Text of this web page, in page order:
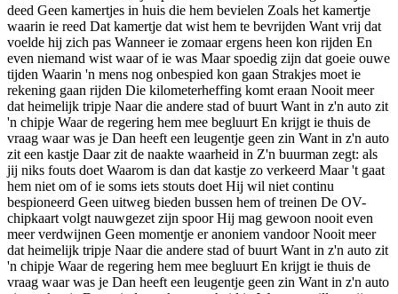
deed Geen kamertjes in huis die hem bevielen Zoals het kamertje
waarin ie reed Dat kamertje dat wist hem te bevrijden Want vrij dat
voelde hij zich pas Wanneer ie zomaar ergens heen kon rijden En
even niemand wist waar of ie was Maar spoedig zijn dat goeie ouwe
tijden Waarin 'n mens nog onbespied kon gaan Strakjes moet ie
rekening gaan rijden Die kilometerheffing komt eraan Nooit meer
dat heimelijk tripje Naar die andere stad of buurt Want in z'n auto zit
'n chipje Waar de regering hem mee begluurt En krijgt ie thuis de
vraag waar was je Dan heeft een leugentje geen zin Want in z'n auto
zit een kastje Daar zit de naakte waarheid in Z'n buurman zegt: als
jij niks fouts doet Waarom is dan dat kastje zo verkeerd Maar 't gaat
hem niet om of ie soms iets stouts doet Hij wil niet continu
bespioneerd Geen uitweg bieden bussen hem of treinen De OV-
chipkaart volgt nauwgezet zijn spoor Hij mag gewoon nooit even
meer verdwijnen Geen momentje er anoniem vandoor Nooit meer
dat heimelijk tripje Naar die andere stad of buurt Want in z'n auto zit
'n chipje Waar de regering hem mee begluurt En krijgt ie thuis de
vraag waar was je Dan heeft een leugentje geen zin Want in z'n auto